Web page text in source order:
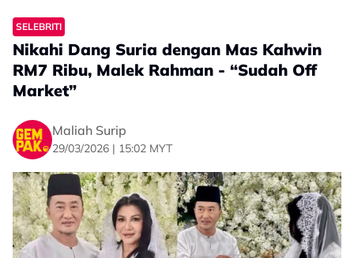
tetamu sesi podcast ‘Head Over Heels Podcast’.
Bercerita lanjut, pelantun lagu Penat ini memaklumkan
bahawa pada awalnya, bekas teman lelakinya itu
tidak melihat isu agama sebagai satu masalah, namun
lama-kelamaan perkara itu menjadi penghalang utama
“Mula-mula dia tak anggap isu agama tu sebagai satu
masalah. Tapi lama-kelamaan, perkara itu menjadi
isu,” ujarnya.
Situasi itu juga mengajar Daiyan bahawa soal agama
bukanlah satu perkara yang boleh dipandang ringan
atau dipersetujui hanya dengan kata-kata.
SELEBRITI
Nikahi Dang Suria dengan Mas Kahwin
RM7 Ribu, Malek Rahman - “Sudah Off
Market”
Maliah Surip
29/03/2026 | 15:02 MYT